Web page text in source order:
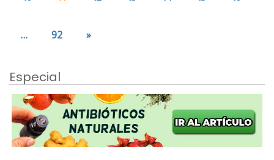
… 92 »
Especial